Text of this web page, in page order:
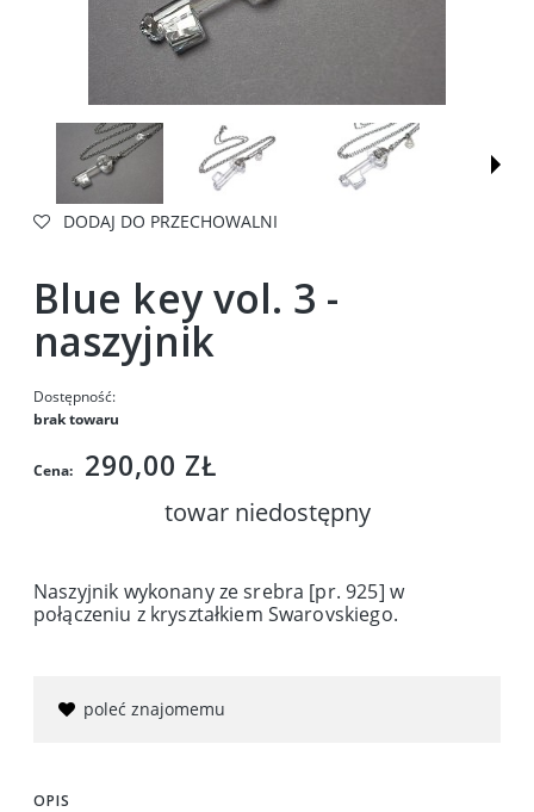
DODAJ DO PRZECHOWALNI
Blue key vol. 3 -
naszyjnik
Dostępność:
brak towaru
Cena: 290,00 ZŁ
towar niedostępny
Naszyjnik wykonany ze srebra [pr. 925] w
połączeniu z kryształkiem Swarovskiego.
poleć znajomemu
OPIS